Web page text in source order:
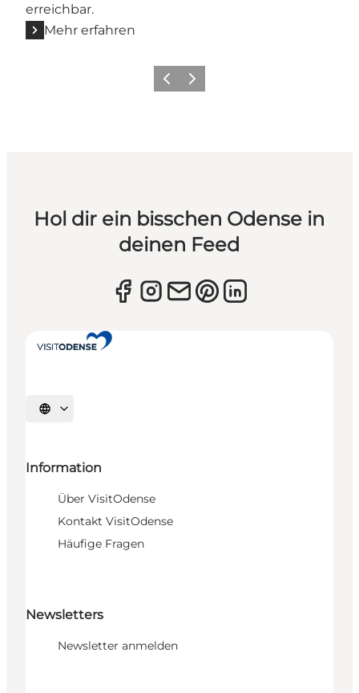
erreichbar.
Mehr erfahren
ZurückWeiter
Hol dir ein bisschen Odense in
deinen Feed
Sprache auswählen
Information
Über VisitOdense
Kontakt VisitOdense
Häufige Fragen
Newsletters
Newsletter anmelden